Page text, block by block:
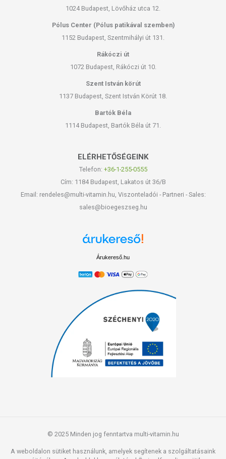
1024 Budapest, Lövőház utca 12.
Pólus Center (Pólus patikával szemben)
1152 Budapest, Szentmihályi út 131.
Rákóczi út
1072 Budapest, Rákóczi út 10.
Szent István körút
1137 Budapest, Szent István Körút 18.
Bartók Béla
1114 Budapest, Bartók Béla út 71.
ELÉRHETŐSÉGEINK
Telefon: +36-1-255-0555
Cím: 1184 Budapest, Lakatos út 36/B
Email: rendeles@multi-vitamin.hu, Viszonteladói - Partneri - Sales:
sales@bioegeszseg.hu
Árukereső.hu
© 2025 Minden jog fenntartva multi-vitamin.hu
A weboldalon sütiket használunk, amelyek segítenek a szolgáltatásaink